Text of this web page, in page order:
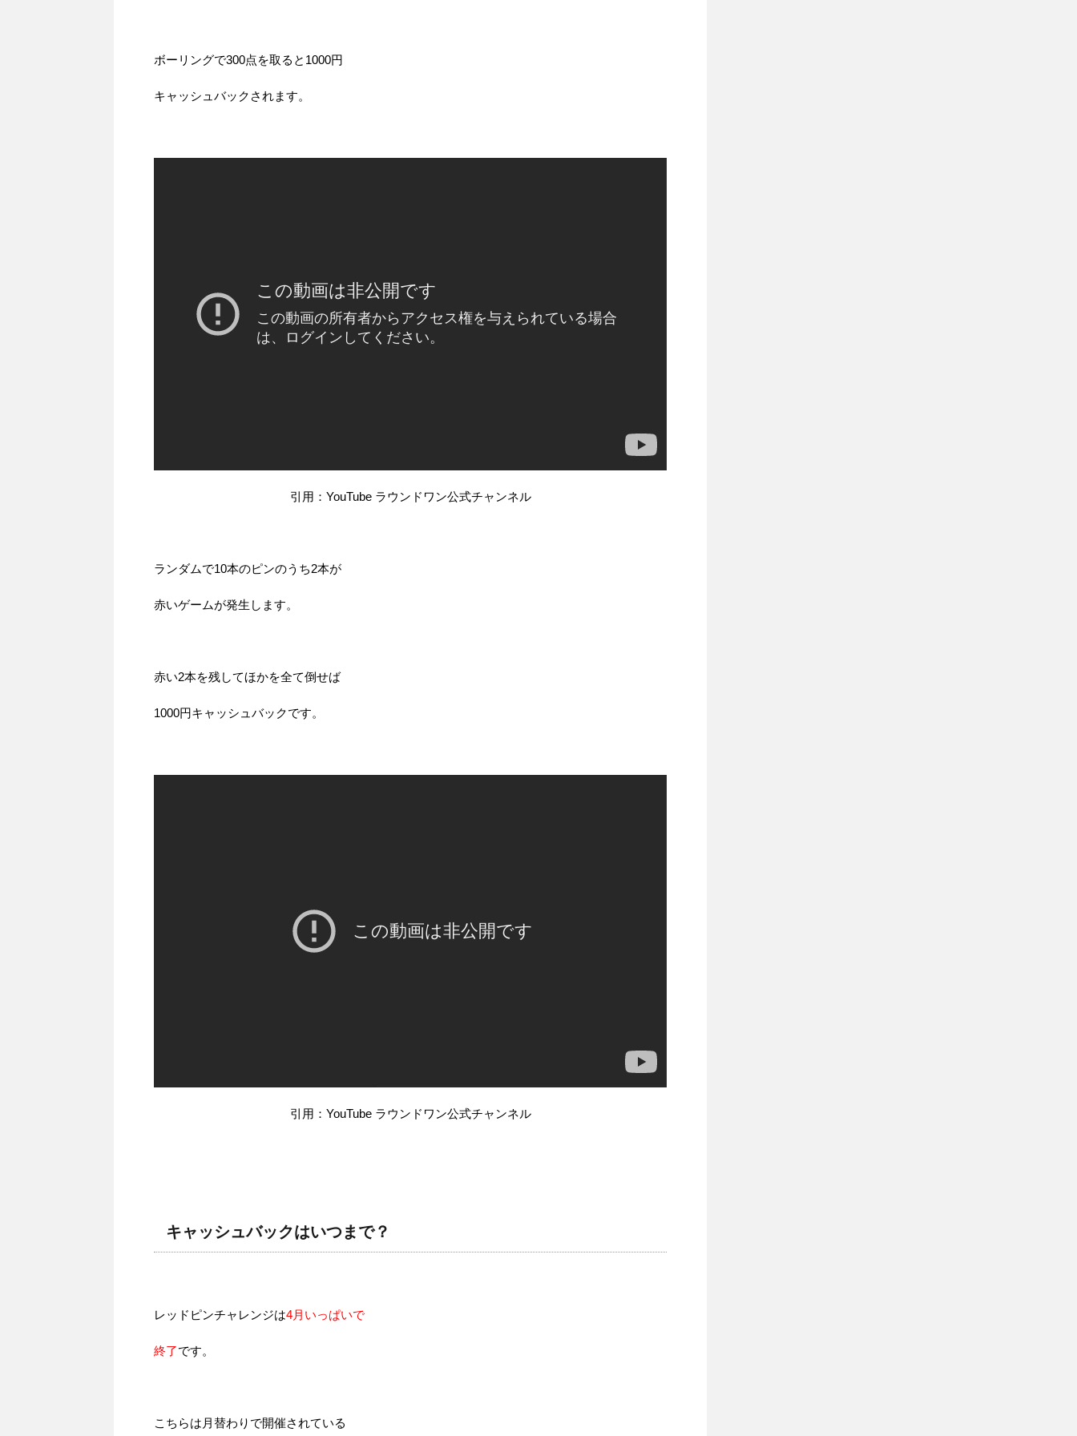
ボーリングで300点を取ると1000円
キャッシュバックされます。
引用：YouTube ラウンドワン公式チャンネル
ランダムで10本のピンのうち2本が
赤いゲームが発生します。
赤い2本を残してほかを全て倒せば
1000円キャッシュバックです。
引用：YouTube ラウンドワン公式チャンネル
キャッシュバックはいつまで？
レッドピンチャレンジは4月いっぱいで
終了です。
こちらは月替わりで開催されている